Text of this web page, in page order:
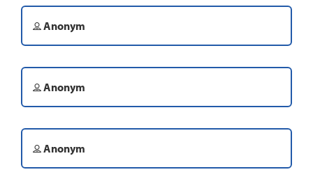
Anonym
Anonym
Anonym